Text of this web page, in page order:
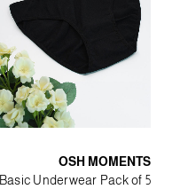
OSH MOMENTS
Basic Underwear Pack of 5